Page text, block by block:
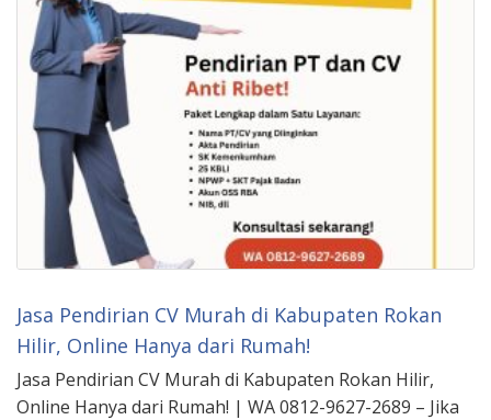
Jasa Pendirian CV Murah di Kabupaten Rokan
Hilir, Online Hanya dari Rumah!
Jasa Pendirian CV Murah di Kabupaten Rokan Hilir,
Online Hanya dari Rumah! | WA 0812-9627-2689 – Jika